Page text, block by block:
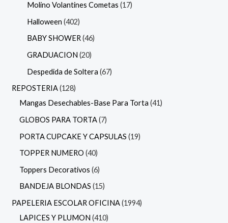
Molino Volantines Cometas 17
Halloween 402
BABY SHOWER 46
GRADUACION 20
Despedida de Soltera 67
REPOSTERIA 128
Mangas Desechables-Base Para Torta 41
GLOBOS PARA TORTA 7
PORTA CUPCAKE Y CAPSULAS 19
TOPPER NUMERO 40
Toppers Decorativos 6
BANDEJA BLONDAS 15
PAPELERIA ESCOLAR OFICINA 1994
LAPICES Y PLUMON 410